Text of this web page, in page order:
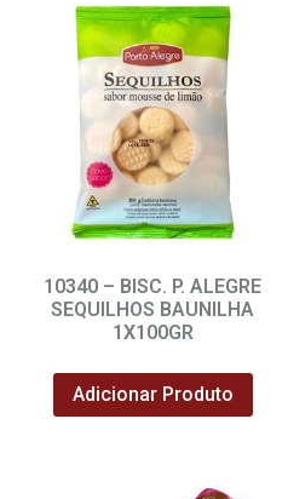
10340 – BISC. P. ALEGRE
SEQUILHOS BAUNILHA
1X100GR
Adicionar Produto